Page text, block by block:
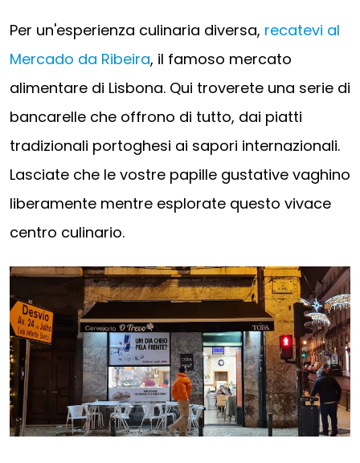
Per un'esperienza culinaria diversa, recatevi al
Mercado da Ribeira, il famoso mercato
alimentare di Lisbona. Qui troverete una serie di
bancarelle che offrono di tutto, dai piatti
tradizionali portoghesi ai sapori internazionali.
Lasciate che le vostre papille gustative vaghino
liberamente mentre esplorate questo vivace
centro culinario.